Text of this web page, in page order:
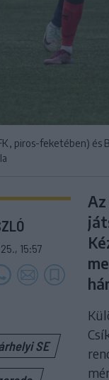
piros-feketében) és
15:57
SE